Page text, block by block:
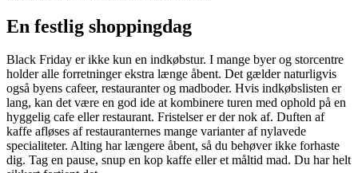
En festlig shoppingdag
Black Friday er ikke kun en indkøbstur. I mange byer og storcentre
holder alle forretninger ekstra længe åbent. Det gælder naturligvis
også byens cafeer, restauranter og madboder. Hvis indkøbslisten er
lang, kan det være en god ide at kombinere turen med ophold på en
hyggelig cafe eller restaurant. Fristelser er der nok af. Duften af
kaffe afløses af restauranternes mange varianter af nylavede
specialiteter. Alting har længere åbent, så du behøver ikke forhaste
dig. Tag en pause, snup en kop kaffe eller et måltid mad. Du har helt